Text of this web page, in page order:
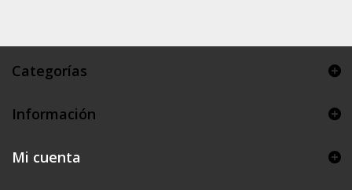
Categorías
Información
Mi cuenta